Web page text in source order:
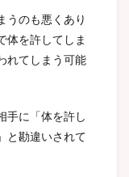
うのも悪くあり
体を許してしま
れてしまう可能
手に「体を許し
と勘違いされて